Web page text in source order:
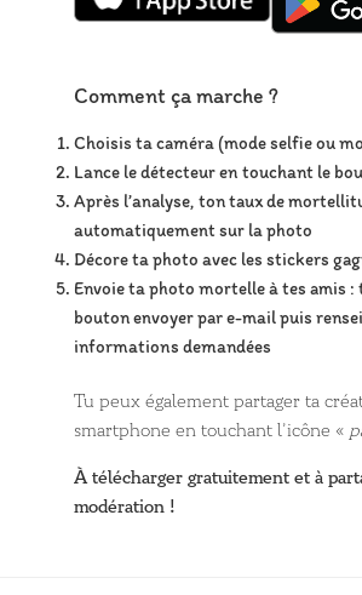
Comment ça marche ?
Choisis ta caméra (mode selfie ou
Lance le détecteur en touchant le
Après l’analyse, ton taux de
automatiquement sur la photo
Décore ta photo avec les stickers
Envoie ta photo mortelle à tes amis :
bouton envoyer par e-mail puis
informations demandées
Tu peux également partager ta
smartphone en touchant l’icône «
À télécharger gratuitement et à
modération !